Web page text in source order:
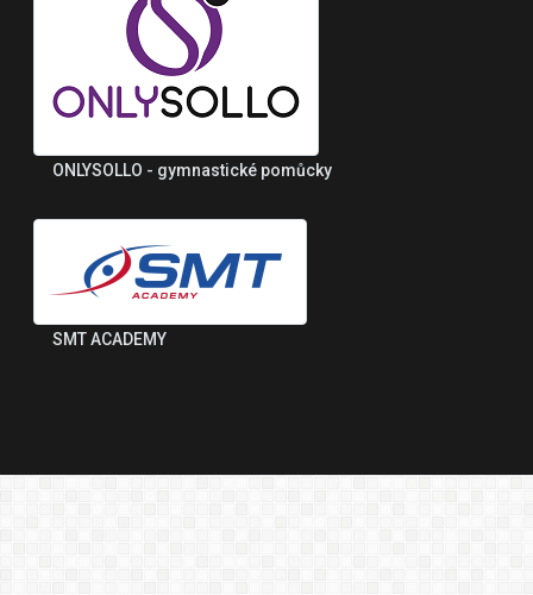
ONLYSOLLO - gymnastické pomůcky
SMT ACADEMY